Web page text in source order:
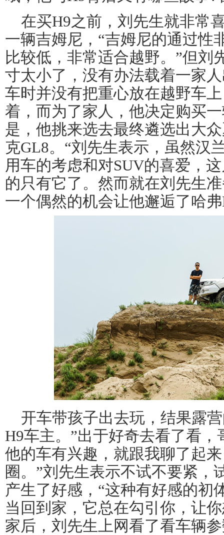
在买H9之前，刘先生就非常
一辆吉姆尼，“吉姆尼的通过性
比较低，非常适合越野。”但刘
寸太小了，没有办法载着一家
车时并没有把重心放在越野车
着，而为了家人，他决定购买
是，他挑来选去最终遴选出大
克GL8。“刘先生表示，虽然汉
用车的考虑和对SUV的喜爱，
的只有它了。然而就在刘先生
一个偶然的机会让他邂逅了哈
开车带孩子出去玩，结果露
H9车主。”出于好奇去看了看
他的车有兴趣，就跟我聊了起
圈。”刘先生表示不试不要紧，
产生了好感，“这种有好感的初
当回到家，它总在勾引你，让
家后，刘先生上网看了看车辆